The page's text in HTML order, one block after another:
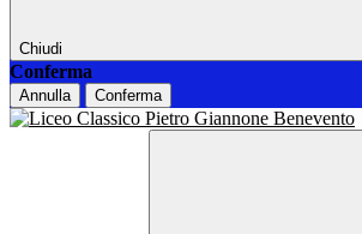
Chiudi
Conferma
Annulla Conferma